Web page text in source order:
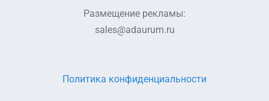
Размещение рекламы:
sales@adaurum.ru
Политика конфиденциальности